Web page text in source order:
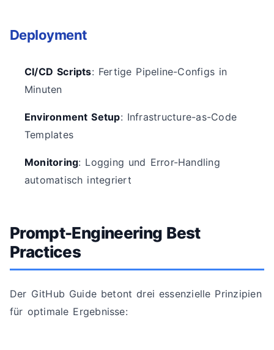
Deployment
CI/CD Scripts: Fertige Pipeline-Configs in
Minuten
Environment Setup: Infrastructure-as-Code
Templates
Monitoring: Logging und Error-Handling
automatisch integriert
Prompt-Engineering Best
Practices
Der GitHub Guide betont drei essenzielle Prinzipien
für optimale Ergebnisse: